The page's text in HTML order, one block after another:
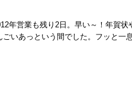
年営業も残り2日。早い～！年賀
いあっという間でした。フッと一